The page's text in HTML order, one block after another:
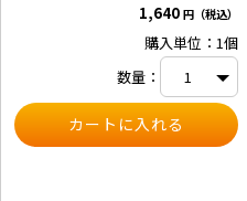
1,640 円（税込）
購入単位：1個
数量：